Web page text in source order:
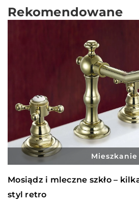
Rekomendowane
Mieszkanie
Mosiądz i mleczne szkło –
styl retro